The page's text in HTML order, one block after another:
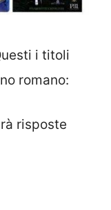
i titoli
romano:
risposte